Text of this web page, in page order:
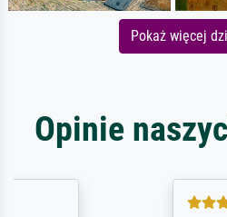
Pokaż więcej
Opinie